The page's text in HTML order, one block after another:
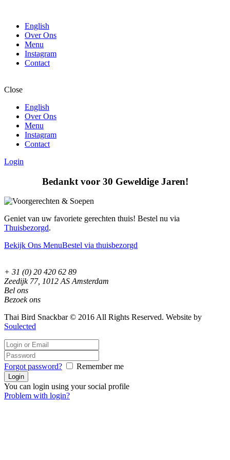
English
Over Ons
Menu
Instagram
Contact
Close
English
Over Ons
Menu
Instagram
Contact
Login
Bedankt voor 30 Geweldige Jaren!
Geniet van uw favoriete gerechten thuis! Bestel nu via
Thuisbezorgd.
Bekijk Ons MenuBestel via thuisbezorgd
+ 31 (0) 20 420 62 89
Zeedijk 77, 1012 AS Amsterdam
Bel ons
Bezoek ons
Thai Bird Snackbar © 2016 All Rights Reserved. Website by
Soulected
Forgot password? Remember me
You can login using your social profile
Problem with login?